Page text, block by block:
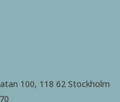
100, 118 62 Stockholm